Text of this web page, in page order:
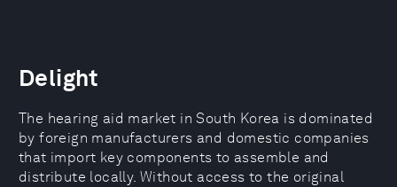
Delight
The hearing aid market in South Korea is dominated
by foreign manufacturers and domestic companies
that import key components to assemble and
distribute locally. Without access to the original